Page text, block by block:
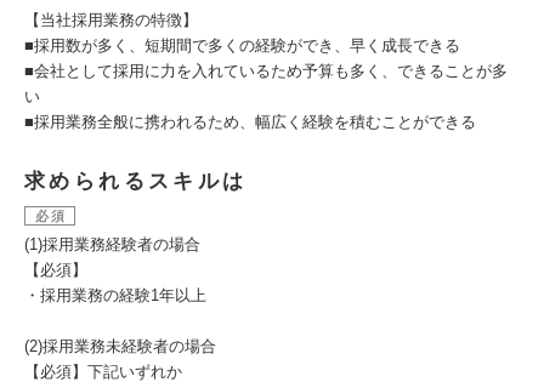
【当社採用業務の特徴】
■採用数が多く、短期間で多くの経験ができ、早く成長できる
■会社として採用に力を入れているため予算も多く、できることが多
い
■採用業務全般に携われるため、幅広く経験を積むことができる
求められるスキルは
必須
(1)採用業務経験者の場合
【必須】
・採用業務の経験1年以上
(2)採用業務未経験者の場合
【必須】下記いずれか